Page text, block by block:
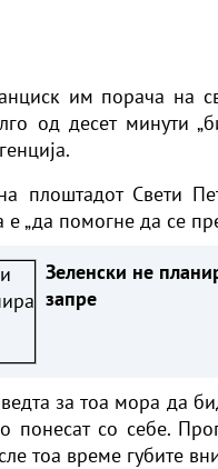
им порача на
од десет минути
плоштадот Свети
е „да помогне да се
Зеленски не
запре
за тоа мора да
понесат со себе.
тоа време губите